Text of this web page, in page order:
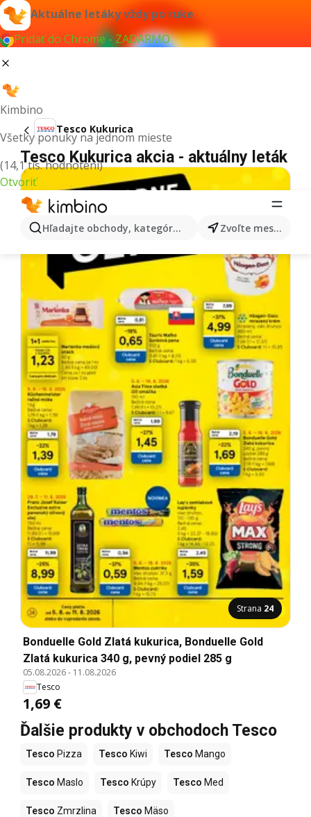
Aktuálne letáky vždy po ruke
Pridať do Chrome - ZADARMO
Kimbino
Všetky ponuky na jednom mieste
(14,1 tis. hodnotení)
Otvoriť
Hľadajte obchody, kategórie, produkty... Zvoľte mesto
Tesco Kukurica
Tesco Kukurica akcia - aktuálny leták
Strana 24
Bonduelle Gold Zlatá kukurica, Bonduelle Gold
Zlatá kukurica 340 g, pevný podiel 285 g
05.08.2026- 11.08.2026
Tesco
1,69 €
Ďalšie produkty v obchodoch Tesco
Tesco Pizza Tesco Kiwi Tesco Mango
Tesco Maslo Tesco Krúpy Tesco Med
Tesco Zmrzlina Tesco Mäso